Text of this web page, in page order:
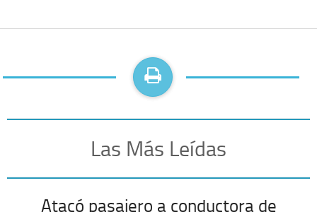
Las Más Leídas
Atacó pasajero a conductora de